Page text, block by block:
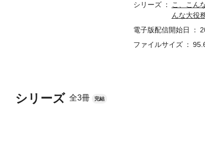
シリーズ 全3冊 完結
シリーズ
こ、こん
んな大役
電子版配信開始日
ファイルサイズ